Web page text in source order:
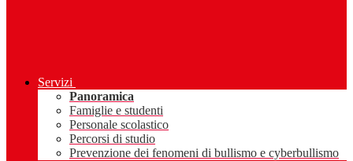
Servizi
Panoramica
Famiglie e studenti
Personale scolastico
Percorsi di studio
Prevenzione dei fenomeni di bullismo e cyberbullismo